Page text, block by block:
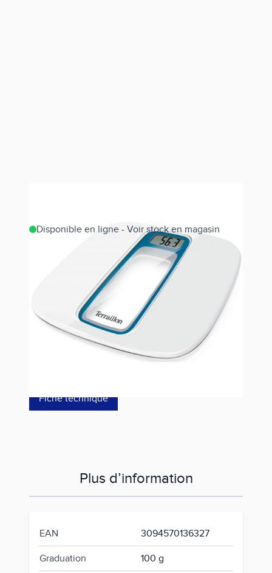
Disponible en ligne - Voir stock en magasin
WINDOW VOCAL-15142
59,00 €
dont éco-p 0,10 €
Fiche technique
Plus d’information
EAN 3094570136327
Graduation 100 g